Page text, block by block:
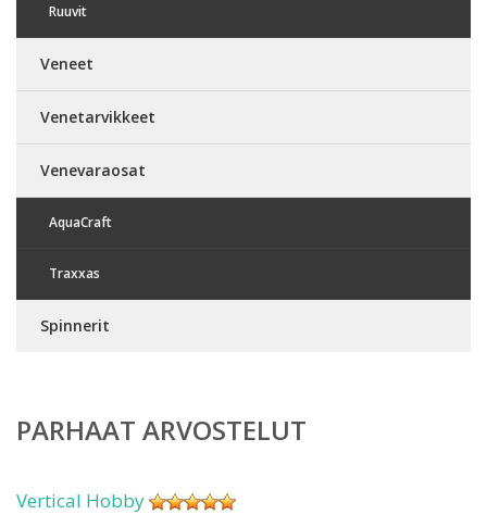
Ruuvit
Veneet
Venetarvikkeet
Venevaraosat
AquaCraft
Traxxas
Spinnerit
PARHAAT ARVOSTELUT
Vertical Hobby